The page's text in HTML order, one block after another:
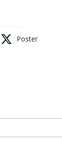
Poster